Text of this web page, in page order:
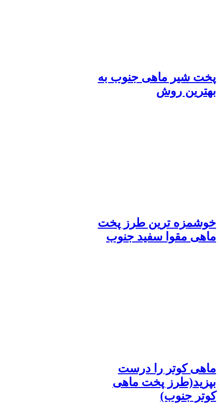
پخت شیر ماهی جنوب به
بهترین روش
خوشمزه ترین طرز پخت
ماهی مقوا سفید جنوب
ماهی کوتر را درست
بپزید(طرز پخت ماهی
کوتر جنوب)